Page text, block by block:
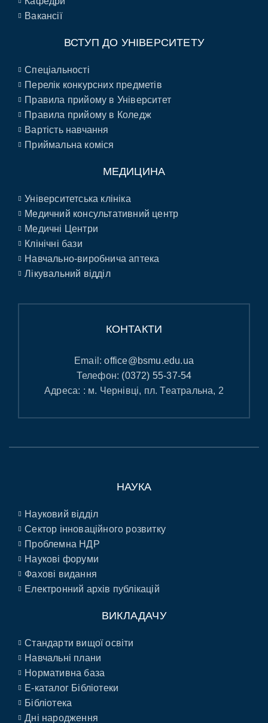
Вакансії
ВСТУП ДО УНІВЕРСИТЕТУ
Спеціальності
Перелік конкурсних предметів
Правила прийому в Університет
Правила прийому в Коледж
Вартість навчання
Приймальна коміся
МЕДИЦИНА
Університетська клініка
Медичний консультативний центр
Медичні Центри
Клінічні бази
Навчально-виробнича аптека
Лікувальний відділ
КОНТАКТИ
Email:office@bsmu.edu.ua
Телефон: (0372) 55-37-54
Адреса: : м. Чернівці, пл. Театральна, 2
НАУКА
Науковий відділ
Сектор інноваційного розвитку
Проблемна НДР
Наукові форуми
Фахові видання
Електронний архів публікацій
ВИКЛАДАЧУ
Стандарти вищої освіти
Навчальні плани
Нормативна база
E-каталог Бібліотеки
Бібліотека
Дні народження